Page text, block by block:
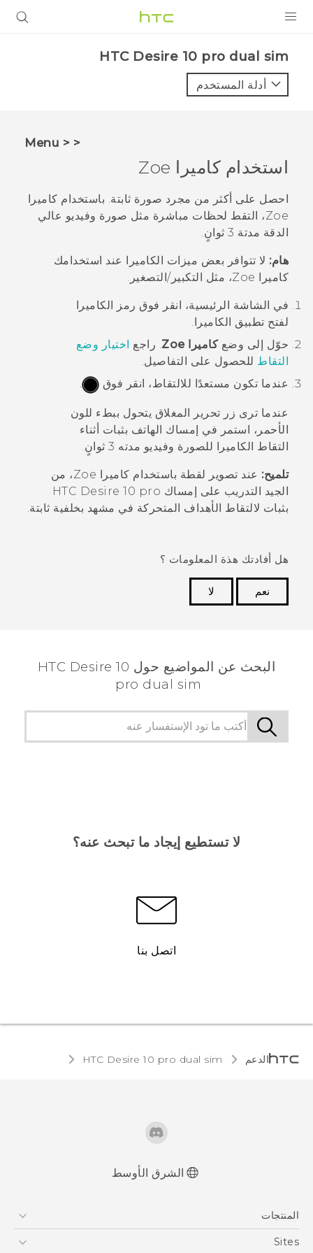
VIVE
VIVERSE
البرامج + التطبيقات
الدعم
أجهزة HTC والملحقات
HTC Desire 10 pro dual sim‎
أدلة المستخدم
< < Menu
استخدام كاميرا Zoe
احصل على أكثر من مجرد صورة ثابتة. باستخدام كاميرا
Zoe، التقط لحظات مباشرة مثل صورة وفيديو عالي
الدقة مدتة 3 ثوانٍ.
هام: لا تتوافر بعض ميزات الكاميرا عند استخدامك
كاميرا Zoe
، مثل التكبير/التصغير.
في الشاشة الرئيسية، انقر فوق رمز الكاميرا
لفتح تطبيق الكاميرا .
حوّل إلى وضعكاميرا Zoe . راجع اختيار وضع
التقاط للحصول على التفاصيل.
عندما تكون مستعدًا للالتقاط، انقر فوق
.
عندما ترى زر تحرير المغلاق يتحول ببطء للون
الأحمر، استمر في إمساك الهاتف بثبات أثناء
التقاط الكاميرا للصورة وفيديو مدته 3 ثوانٍ.
تلميح: عند تصوير لقطة باستخدام كاميرا Zoe
، من
الجيد التدريب على إمساك HTC Desire 10 pro
بثبات لالتقاط الأهداف المتحركة في مشهد بخلفية ثابتة.
هل أفادتك هذة المعلومات ؟
نعم
لا
البحث عن المواضيع حول HTC Desire 10
pro dual sim
لا تستطيع إيجاد ما تبحث عنه؟
اتصل بنا
الدعم HTC Desire 10 pro dual sim‎
الشرق الأوسط
المنتجات
5G
Sites